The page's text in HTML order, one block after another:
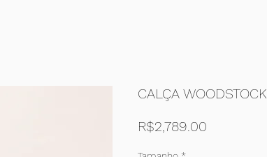
CALÇA WOODSTOCK
R$2,789.00Price